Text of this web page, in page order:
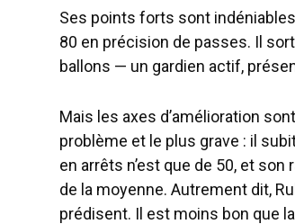
Ses points forts sont
80 en précision de passes. Il
ballons — un gardien actif,
Mais les axes d’amélioration
problème et le plus grave : il
en arrêts n’est que de 50, et
de la moyenne. Autrement dit,
prédisent. Il est moins bon que